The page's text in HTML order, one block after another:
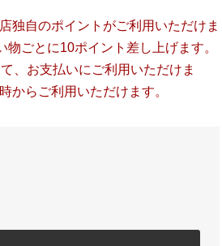
独自のポイントがご利用いただけま
物ごとに10ポイント差し上げます。
、お支払いにご利用いただけま
からご利用いただけます。